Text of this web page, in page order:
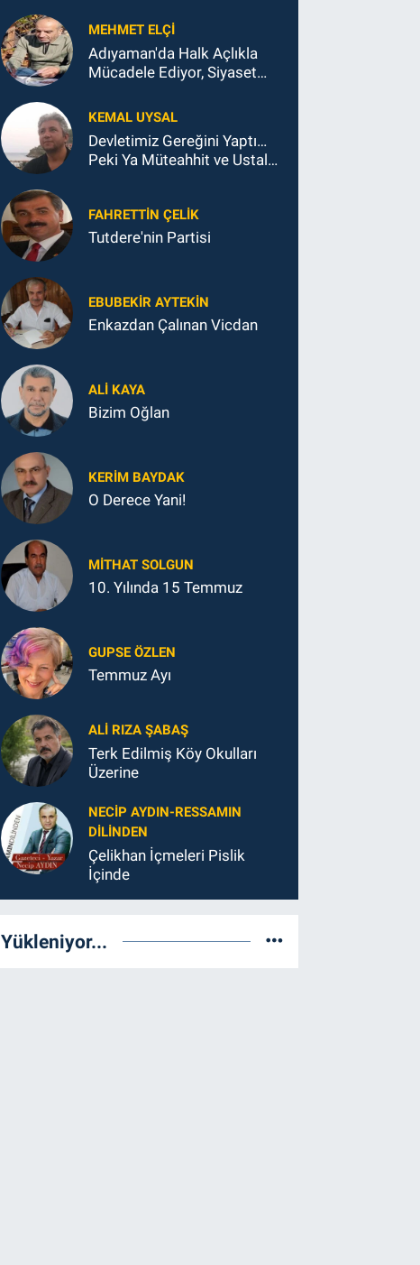
MEHMET ELÇI
Adıyaman'da Halk Açlıkla
Mücadele Ediyor, Siyaset
KEMAL UYSAL
Devletimiz Gereğini Yaptı…
Peki Ya Müteahhit ve Ustalar
FAHRETTIN ÇELİK
Tutdere'nin Partisi
EBUBEKIR AYTEKIN
Enkazdan Çalınan Vicdan
ALI KAYA
Bizim Oğlan
KERIM BAYDAK
O Derece Yani!
MITHAT SOLGUN
10. Yılında 15 Temmuz
GUPSE ÖZLEN
Temmuz Ayı
ALI RIZA ŞABAŞ
Terk Edilmiş Köy Okulları
Üzerine
NECIP AYDIN-RESSAMIN
DILINDEN
Çelikhan İçmeleri Pislik
İçinde
Yükleniyor...